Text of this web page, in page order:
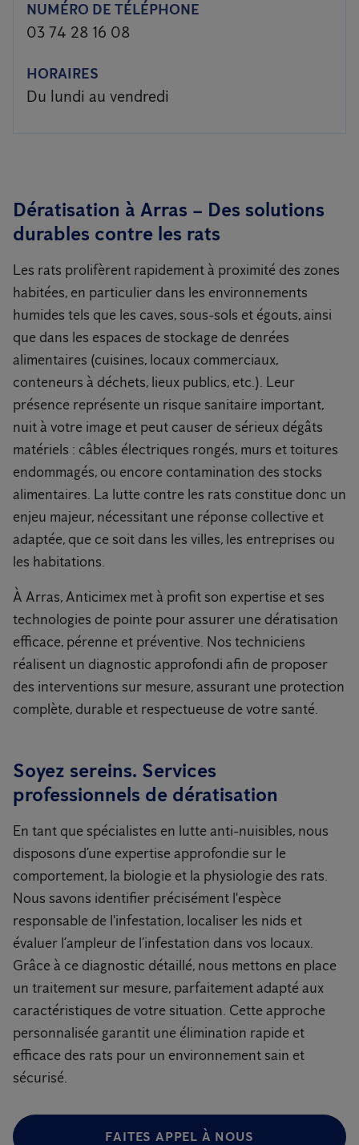
NUMÉRO DE TÉLÉPHONE
03 74 28 16 08
HORAIRES
Du lundi au vendredi
Dératisation à Arras – Des solutions
durables contre les rats
Les rats prolifèrent rapidement à proximité des zones
habitées, en particulier dans les environnements
humides tels que les caves, sous-sols et égouts, ainsi
que dans les espaces de stockage de denrées
alimentaires (cuisines, locaux commerciaux,
conteneurs à déchets, lieux publics, etc.). Leur
présence représente un risque sanitaire important,
nuit à votre image et peut causer de sérieux dégâts
matériels : câbles électriques rongés, murs et toitures
endommagés, ou encore contamination des stocks
alimentaires. La lutte contre les rats constitue donc un
enjeu majeur, nécessitant une réponse collective et
adaptée, que ce soit dans les villes, les entreprises ou
les habitations.
À Arras, Anticimex met à profit son expertise et ses
technologies de pointe pour assurer une dératisation
efficace, pérenne et préventive. Nos techniciens
réalisent un diagnostic approfondi afin de proposer
des interventions sur mesure, assurant une protection
complète, durable et respectueuse de votre santé.
Soyez sereins. Services
professionnels de dératisation
En tant que spécialistes en lutte anti-nuisibles, nous
disposons d’une expertise approfondie sur le
comportement, la biologie et la physiologie des rats.
Nous savons identifier précisément l'espèce
responsable de l'infestation, localiser les nids et
évaluer l’ampleur de l’infestation dans vos locaux.
Grâce à ce diagnostic détaillé, nous mettons en place
un traitement sur mesure, parfaitement adapté aux
caractéristiques de votre situation. Cette approche
personnalisée garantit une élimination rapide et
efficace des rats pour un environnement sain et
sécurisé.
FAITES APPEL À NOUS